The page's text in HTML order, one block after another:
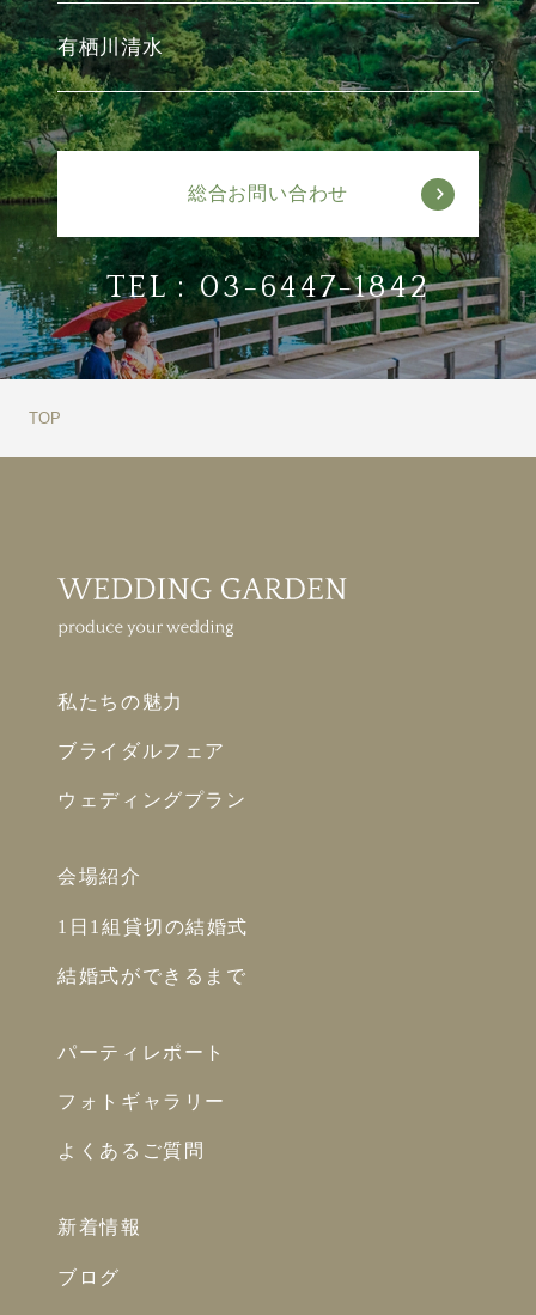
有栖川清水
総合お問い合わせ
TEL :03-6447-1842
TOP
私たちの魅力
ブライダルフェア
ウェディングプラン
会場紹介
1日1組貸切の結婚式
結婚式ができるまで
パーティレポート
フォトギャラリー
よくあるご質問
新着情報
ブログ